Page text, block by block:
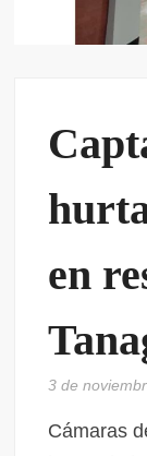
en
3 de
Cámaras